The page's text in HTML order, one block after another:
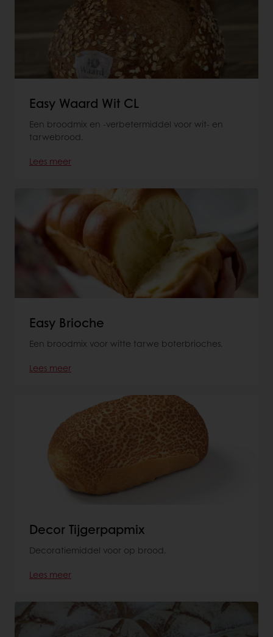
Easy Waard Wit CL
Een broodmix en -verbetermiddel voor wit- en
tarwebrood.
Lees meer
Easy Brioche
Een broodmix voor witte tarwe boterbrioches.
Lees meer
Decor Tijgerpapmix
Decoratiemiddel voor op brood.
Lees meer